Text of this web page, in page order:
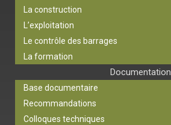
La construction
L’exploitation
Le contrôle des barrages
La formation
Documentation
Base documentaire
Recommandations
Colloques techniques